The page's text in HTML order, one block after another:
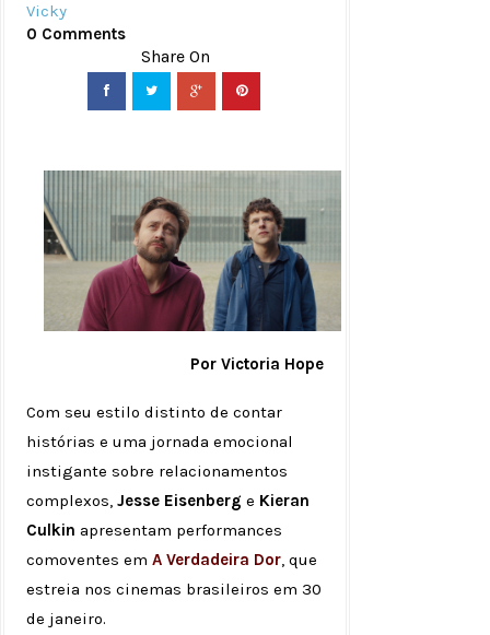
Vicky
0 Comments
Por Victoria Hope
Com seu estilo distinto de contar
histórias e uma jornada emocional
instigante sobre relacionamentos
complexos, Jesse Eisenberg e Kieran
Culkin apresentam performances
comoventes em A Verdadeira Dor, que
estreia nos cinemas brasileiros em 30
de janeiro.